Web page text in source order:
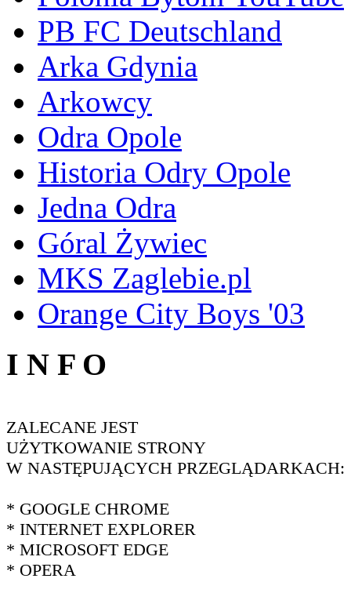
PB FC Deutschland
Arka Gdynia
Arkowcy
Odra Opole
Historia Odry Opole
Jedna Odra
Góral Żywiec
MKS Zaglebie.pl
Orange City Boys '03
I N F O
ZALECANE JEST
UŻYTKOWANIE STRONY
W NASTĘPUJĄCYCH PRZEGLĄDARKACH:
* GOOGLE CHROME
* INTERNET EXPLORER
* MICROSOFT EDGE
* OPERA